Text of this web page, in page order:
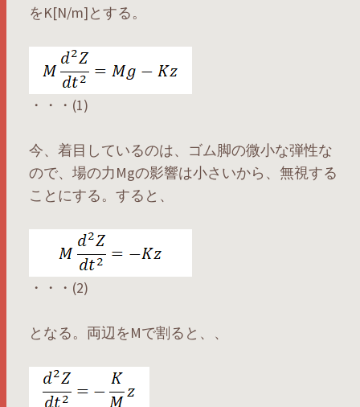
をK[N/m]とする。
・・・(1)
今、着目しているのは、ゴム脚の微小な弾性な
ので、場の力Mgの影響は小さいから、無視する
ことにする。すると、
・・・(2)
となる。両辺をMで割ると、、